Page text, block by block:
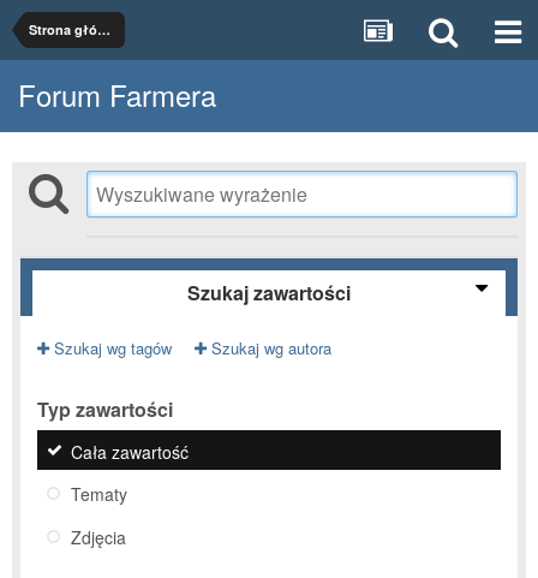
Strona główna
Forum Farmera
Szukaj zawartości
Szukaj wg tagów Szukaj wg autora
Typ zawartości
Cała zawartość
Tematy
Zdjęcia